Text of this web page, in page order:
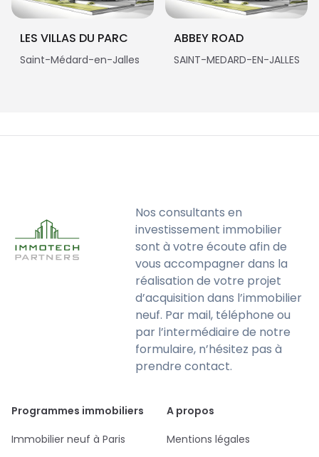
LES VILLAS DU PARC
Saint-Médard-en-Jalles
ABBEY ROAD
SAINT-MEDARD-EN-JALLES
Nos consultants en
investissement immobilier
sont à votre écoute afin de
vous accompagner dans la
réalisation de votre projet
d’acquisition dans l’immobilier
neuf. Par mail, téléphone ou
par l’intermédiaire de notre
formulaire, n’hésitez pas à
prendre contact.
Programmes immobiliers
Immobilier neuf à Paris
A propos
Mentions légales